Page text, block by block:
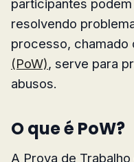
participantes
resolvendo
processo, chamado
(PoW), serve para
abusos.
O que é PoW?
A Prova de